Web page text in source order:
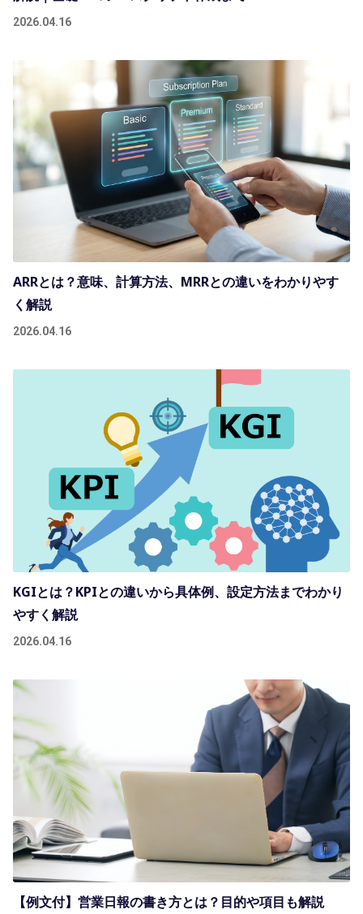
2026.04.16
ARRとは？意味、計算方法、MRRとの違いをわかりやす
く解説
2026.04.16
KGIとは？KPIとの違いから具体例、設定方法までわかり
やすく解説
2026.04.16
【例文付】営業日報の書き方とは？目的や項目も解説